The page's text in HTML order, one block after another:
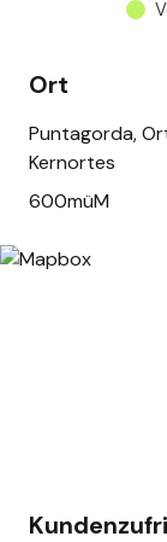
Ort
Puntagorda,
Kernortes
600müM